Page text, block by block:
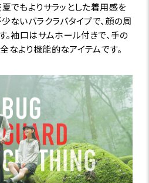
でもよりサラッとした着用感を
ないバラクラバタイプで、顔の周
。袖口はサムホール付きで、手の
より機能的なアイテムです。